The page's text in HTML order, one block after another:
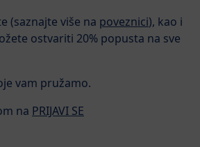
(saznajte više na poveznici), kao i
ostvariti 20% popusta na sve
vam pružamo.
na PRIJAVI SE